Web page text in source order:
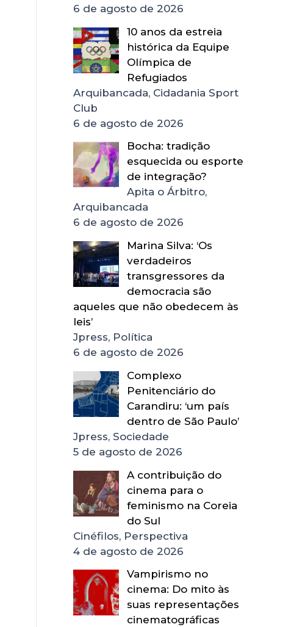
6 de agosto de 2026
10 anos da estreia
histórica da Equipe
Olímpica de
Refugiados
Arquibancada, Cidadania Sport
Club
6 de agosto de 2026
Bocha: tradição
esquecida ou esporte
de integração?
Apita o Árbitro,
Arquibancada
6 de agosto de 2026
Marina Silva: ‘Os
verdadeiros
transgressores da
democracia são
aqueles que não obedecem às
leis’
Jpress, Política
6 de agosto de 2026
Complexo
Penitenciário do
Carandiru: ‘um país
dentro de São Paulo’
Jpress, Sociedade
5 de agosto de 2026
A contribuição do
cinema para o
feminismo na Coreia
do Sul
Cinéfilos, Perspectiva
4 de agosto de 2026
Vampirismo no
cinema: Do mito às
suas representações
cinematográficas